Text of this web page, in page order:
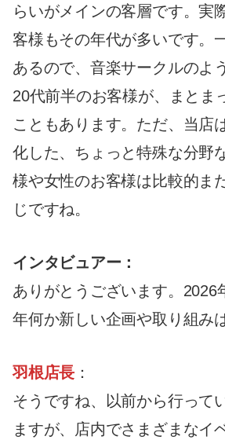
らいがメインの客層です。実
客様もその年代が多いです。
あるので、音楽サークルのよ
20代前半のお客様が、まとま
こともあります。ただ、当店
化した、ちょっと特殊な分野
様や女性のお客様は比較的ま
じですね。
インタビュアー：
ありがとうございます。2026
年何か新しい企画や取り組み
羽根店長 ：
そうですね、以前から行って
ますが、店内でさまざまなイ